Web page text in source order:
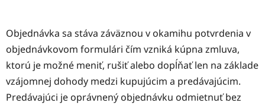
Objednávka sa stáva záväznou v okamihu potvrdenia v
objednávkovom formulári čím vzniká kúpna zmluva,
ktorú je možné meniť, rušiť alebo dopĺňať len na základe
vzájomnej dohody medzi kupujúcim a predávajúcim.
Predávajúci je oprávnený objednávku odmietnuť bez